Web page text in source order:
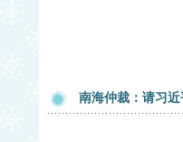
南海仲裁：请习